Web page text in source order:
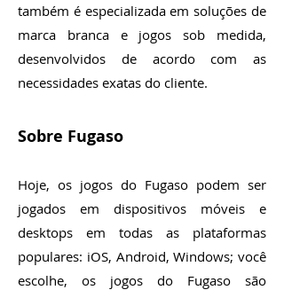
também é especializada em soluções de
marca branca e jogos sob medida,
desenvolvidos de acordo com as
necessidades exatas do cliente.
Sobre Fugaso
Hoje, os jogos do Fugaso podem ser
jogados em dispositivos móveis e
desktops em todas as plataformas
populares: iOS, Android, Windows; você
escolhe, os jogos do Fugaso são